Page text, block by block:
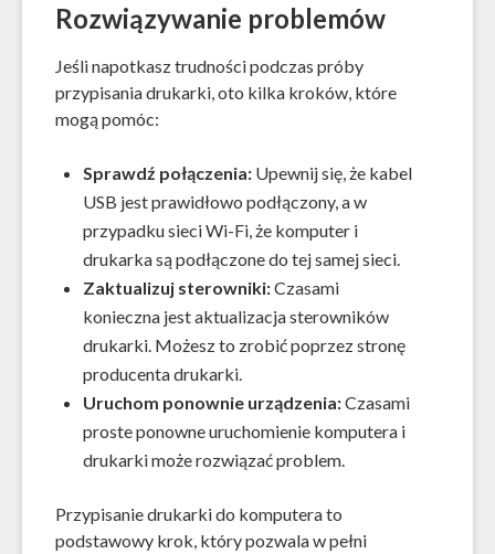
Rozwiązywanie problemów
Jeśli napotkasz trudności podczas próby
przypisania drukarki, oto kilka kroków, które
mogą pomóc:
Sprawdź połączenia: Upewnij się, że kabel
USB jest prawidłowo podłączony, a w
przypadku sieci Wi-Fi, że komputer i
drukarka są podłączone do tej samej sieci.
Zaktualizuj sterowniki:Czasami
konieczna jest aktualizacja sterowników
drukarki. Możesz to zrobić poprzez stronę
producenta drukarki.
Uruchom ponownie urządzenia:Czasami
proste ponowne uruchomienie komputera i
drukarki może rozwiązać problem.
Przypisanie drukarki do komputera to
podstawowy krok, który pozwala w pełni